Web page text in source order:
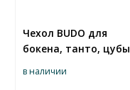
Чехол BUDO для
бокена, танто, цубы
в наличии